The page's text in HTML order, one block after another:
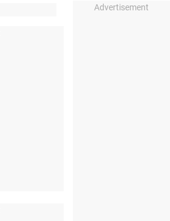
Advertisement